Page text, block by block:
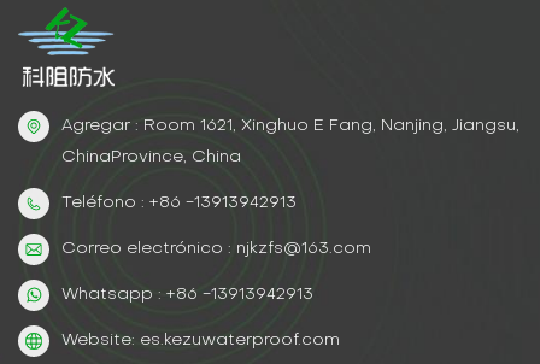
Agregar : Room 1621, Xinghuo E Fang, Nanjing, Jiangsu,
ChinaProvince, China
Teléfono : +86 -13913942913
Correo electrónico : njkzfs@163.com
Whatsapp : +86 -13913942913
Website: es.kezuwaterproof.com